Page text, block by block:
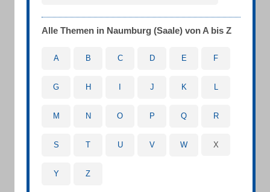
Alle Themen in Naumburg (Saale) von A bis Z
A B C D E F
G H J K L
M N O P Q R
S T U V W X
Y Z